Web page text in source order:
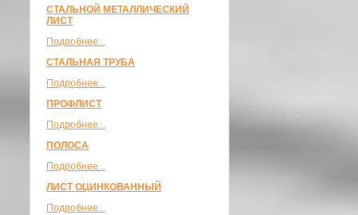
СТАЛЬНОЙ МЕТАЛЛИЧЕСКИЙ
ЛИСТ
Подробнее...
СТАЛЬНАЯ ТРУБА
Подробнее...
ПРОФЛИСТ
Подробнее...
ПОЛОСА
Подробнее...
ЛИСТ ОЦИНКОВАННЫЙ
Подробнее...